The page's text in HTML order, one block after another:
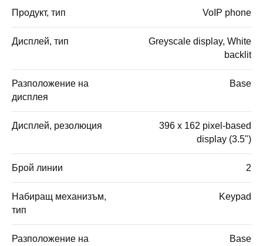
Продукт, тип VoIP phone
Дисплей, тип
Greyscale display, White
backlit
Разположение на
дисплея
Base
Дисплей, резолюция
396 x 162 pixel-based
display (3.5")
Брой линии 2
Набиращ механизъм,
тип
Keypad
Разположение на
Base